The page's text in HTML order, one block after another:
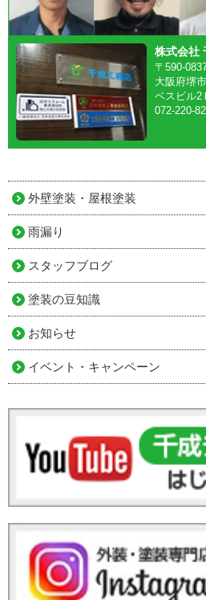
株式会社
〒590-
大阪府堺
ベスビル2
072-220-
外壁塗装・屋根塗装
雨漏り
スタッフブログ
塗装の豆知識
お知らせ
イベント・キャンペーン